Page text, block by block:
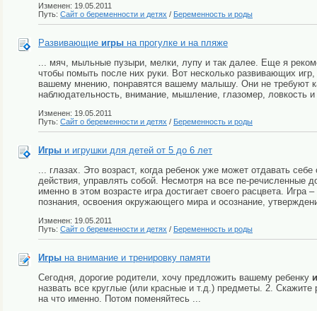
Изменен: 19.05.2011
Путь: Сайт о беременности и детях / Беременность и роды
Развивающие игры на прогулке и на пляже
... мяч, мыльные пузыри, мелки, лупу и так далее. Еще я
чтобы помыть после них руки. Вот несколько развивающих
вашему мнению, понравятся вашему малышу. Они не требуют
наблюдательность, внимание, мышление, глазомер, ловкость
Изменен: 19.05.2011
Путь: Сайт о беременности и детях / Беременность и роды
Игры и игрушки для детей от 5 до 6 лет
... глазах. Это возраст, когда ребенок уже может отдавать
действия, управлять собой. Несмотря на все пе-речисленные
именно в этом возрасте игра достигает своего расцвета.
познания, освоения окружающего мира и осознание,
Изменен: 19.05.2011
Путь: Сайт о беременности и детях / Беременность и роды
Игры на внимание и тренировку памяти
Сегодня, дорогие родители, хочу предложить вашему ребенку
назвать все круглые (или красные и т.д.) предметы. 2.
на что именно. Потом поменяйтесь ...